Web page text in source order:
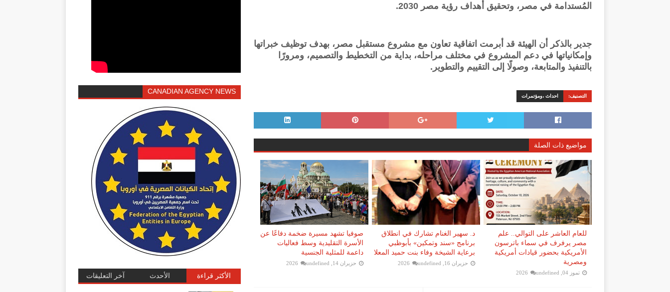
المُستدامة في مصر، وتحقيق أهداف رؤية مصر 2030.
جدير بالذكر أن الهيئة قد أبرمت اتفاقية تعاون مع مشروع مستقبل مصر، بهدف توظيف خبراتها
وإمكانياتها في دعم المشروع في مختلف مراحله، بداية من التخطيط والتصميم، ومرورًا
بالتنفيذ والمتابعة، وصولًا إلى التقييم والتطوير.
التصنيف: احداث ،ومؤتمرات
مواضيع ذات الصلة
للعام العاشر على التوالي.. علم
مصر يرفرف في سماء باترسون
الأمريكية بحضور قيادات أمريكية
ومصرية
تموز 04, 2026 undefined
د. سهير الغنام تشارك في انطلاق
برنامج «سند وتمكين» بأبوظبي
برعاية الشيخة وفاء بنت حميد المعلا
حزيران 16, 2026 undefined
صوفيا تشهد مسيرة ضخمة دفاعًا عن
الأسرة التقليدية وسط فعاليات
داعمة للمثلية الجنسية
حزيران 14, 2026 undefined
CANADIAN AGENCY NEWS
الأكثر قراءة الأحدث آخر التعليقات